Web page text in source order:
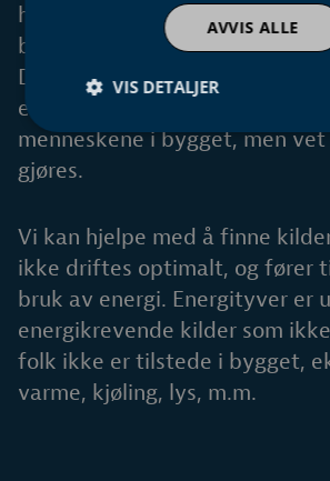
høyt energibruk i den daglige
bygget?
Du ønsker antakelig ikke at
energibruken skal minske
menneskene i bygget, men
gjøres.
Vi kan hjelpe med å finne
ikke driftes optimalt, og fører
bruk av energi. Energityver er
energikrevende kilder som
folk ikke er tilstede i bygget,
varme, kjøling, lys, m.m.
AVVIS ALLE
VIS DETALJER